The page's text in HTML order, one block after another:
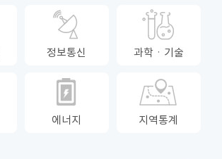
정보통신 과학ㆍ기술
에너지 지역통계